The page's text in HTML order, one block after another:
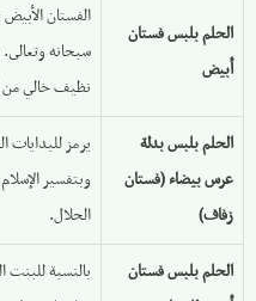
الحلم بلبس فستان
أبيض
الفستان الأبيض
سبحانه
نظيف خالي من
الحلم بلبس بدلة
عرس بيضاء (فستان
زفاف)
يرمز للبدايات
وبتفسير
الحلال.
الحلم بلبس فستان
بالنسبة